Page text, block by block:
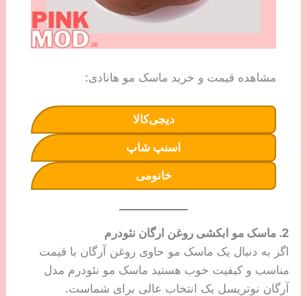
مشاهده قیمت و خرید ماسک مو هانادی:
دیجی‌کالا
اسنپ شاپ
خانومی
2. ماسک مو ابکشی روغن ارگان نئودرم
اگر به دنبال یک ماسک مو حاوی روغن آرگان با قیمت
مناسب و کیفیت خوب هستید ماسک مو نئودرم مدل
آرگان نوتریسل یک انتخاب عالی برای شماست.